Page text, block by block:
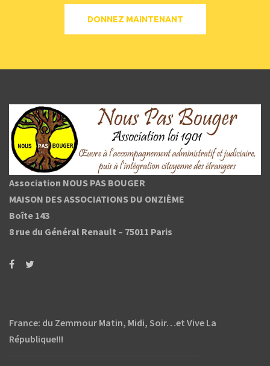
DONNEZ MAINTENANT
Association NOUS PAS BOUGER
MAISON DES ASSOCIATIONS DU ONZIÈME
Boîte 143
8 rue du Général Renault – 75011 Paris
France: du Zemmour Matin, Midi, Soir…et Vive La
République!!!